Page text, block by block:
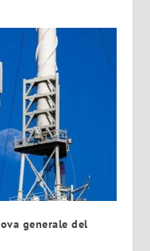
generale del